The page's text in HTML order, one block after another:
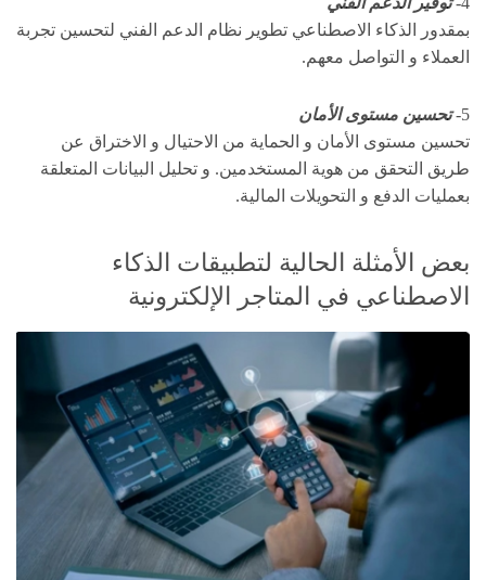
بمقدور الذكاء الاصطناعي تطوير نظام الدعم الفني لتحسين تجربة
العملاء و التواصل معهم.
5- تحسين مستوى الأمان
تحسين مستوى الأمان و الحماية من الاحتيال و الاختراق عن
طريق التحقق من هوية المستخدمين. و تحليل البيانات المتعلقة
بعمليات الدفع و التحويلات المالية.
بعض الأمثلة الحالية لتطبيقات الذكاء
الاصطناعي في المتاجر الإلكترونية